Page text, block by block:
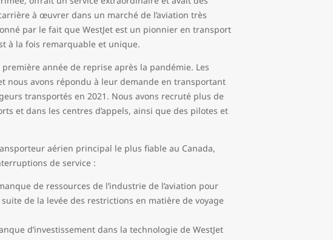
à œuvrer dans un marché de l’aviation très
par le fait que WestJet est un pionnier en transport
à la fois remarquable et unique.
année de reprise après la pandémie. Les
nous avons répondu à leur demande en transportant
transportés en 2021. Nous avons recruté plus de
et dans les centres d’appels, ainsi que des pilotes et
aérien principal le plus fiable au Canada,
de service :
de ressources de l’industrie de l’aviation pour
de la levée des restrictions en matière de voyage
d’investissement dans la technologie de WestJet